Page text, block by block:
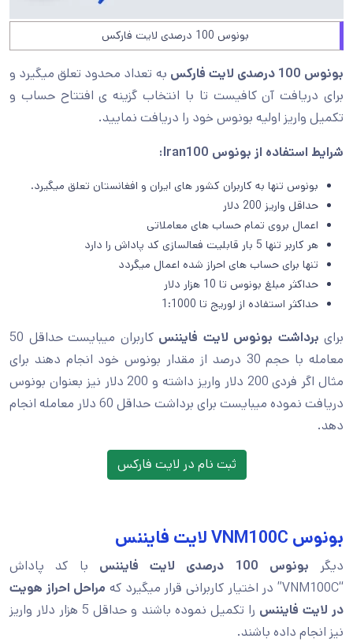
بونوس 100 درصدی لایت فارکس
بونوس 100 درصدی لایت فارکس
به تعداد محدود تعلق میگیرد و
برای دریافت آن کافیست تا با انتخاب گزینه ی افتتاح حساب و
تکمیل واریز اولیه بونوس خود را دریافت نمایید.
شرایط استفاده از بونوس Iran100
:
بونوس تنها به کاربران کشور های ایران و افغانستان تعلق میگیرد.
حداقل واریز 200 دلار
اعمال بروی تمام حساب های معاملاتی
هر کاربر تنها 5 بار قابلیت فعالسازی کد پاداش را دارد
تنها برای حساب های احراز شده اعمال میگردد
حداکثر مبلغ بونوس تا 10 هزار دلار
حداکثر استفاده از لوریج تا 1:1000
برای برداشت بونوس لایت فایننس
کاربران میبایست حداقل 50
معامله با حجم 30 درصد از مقدار بونوس خود انجام دهند برای
مثال اگر فردی 200 دلار واریز داشته و 200 دلار نیز بعنوان بونوس
دریافت نموده میبایست برای برداشت حداقل 60 دلار معامله انجام
دهد.
ثبت نام در لایت فارکس
بونوس VNM100C لایت فایننس
دیگر بونوس 100 درصدی لایت فایننس
با کد پاداش
“VNM100C” در اختیار کاربرانی قرار میگیرد که
مراحل احراز هویت
در لایت فایننس
را تکمیل نموده باشند و حداقل 5 هزار دلار واریز
نیز انجام داده باشند.